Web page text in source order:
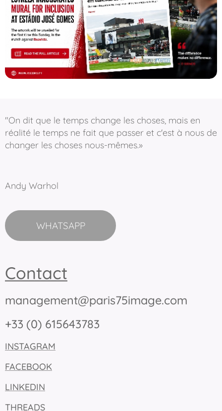
"On dit que le temps change les choses, mais en
réalité le temps ne fait que passer et c'est à nous de
changer les choses nous-mêmes.»
Andy Warhol
WHATSAPP
Contact
management@paris75image.com
+33 (0) 615643783
INSTAGRAM
FACEBOOK
LINKEDIN
THREADS